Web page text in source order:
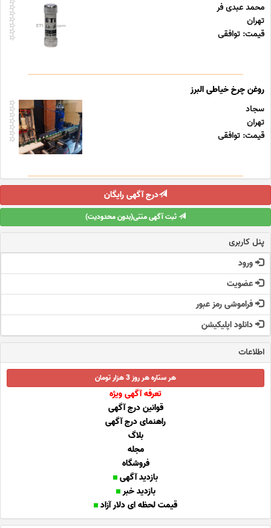
محمد عبدی فر
تهران
قیمت: توافقی
روغن چرخ خیاطی البرز
سجاد
تهران
قیمت: توافقی
درج آگهی رایگان
ثبت آگهی متنی(بدون محدودیت)
پنل کاربری
ورود
عضویت
فراموشی رمز عبور
دانلود اپلیکیشن
اطلاعات
هر ستاره هر روز 3 هزار تومان
تعرفه آگهی ویژه
قوانین درج آگهی
راهنمای درج آگهی
بلاگ
مجله
فروشگاه
بازدید آگهی
بازدید خبر
قیمت لحظه ای دلار آزاد